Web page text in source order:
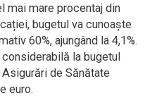
mai mare procentaj din
bugetul va cunoaște
60%, ajungând la 4,1%.
la bugetul
de Sănătate
euro.